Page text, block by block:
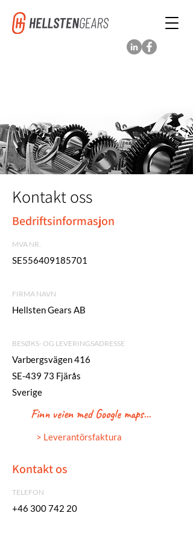
Kontakt oss
Bedriftsinformasjon
MVA NR.
SE556409185701
FIRMA NAVN
Hellsten Gears AB
BESØKS- OG LEVERINGSADRESSE
Varbergsvägen 416
SE-439 73 Fjärås
Sverige
Finn veien med Google maps...
> Leverantörsfaktura
Kontakt os
TELEFON
+46 300 742 20